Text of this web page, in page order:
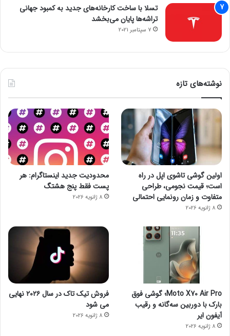
تسلا با ساخت کارخانه‌های جدید به کمبود جهانی
تراشه‌ها پایان می‌بخشد
7 سپتامبر 2021
نوشته‌های تازه
اولین گوشی تاشوی اپل در راه
است؛ قیمت نجومی، طراحی
متفاوت و زمان رونمایی احتمالی
8 ژانویه 2026
محدودیت جدید اینستاگرام: هر
پست فقط پنج هشتگ
8 ژانویه 2026
Moto X70 Air Pro؛ گوشی فوق
بارک با دوربین سه‌گانه و رقیب
آیفون ایر
8 ژانویه 2026
فروش تیک تاک در سال ۲۰۲۶ نهایی
می شود
8 ژانویه 2026